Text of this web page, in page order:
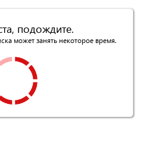
подождите.
может занять некоторое время.